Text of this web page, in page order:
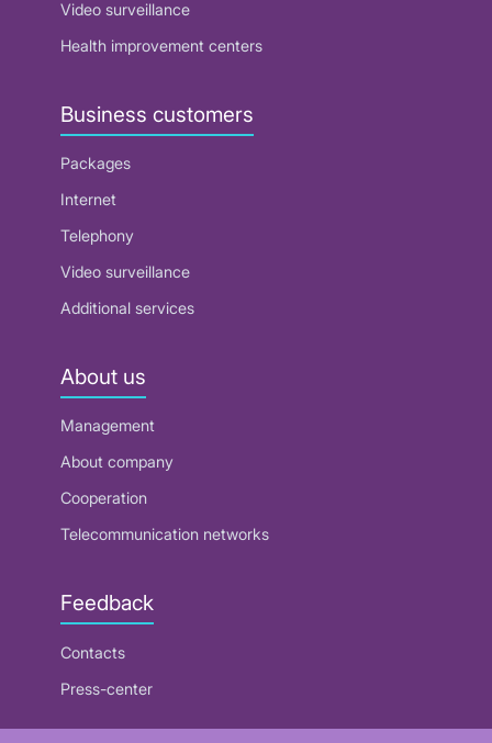
Video surveillance
Health improvement centers
Business customers
Packages
Internet
Telephony
Video surveillance
Additional services
About us
Management
About company
Cooperation
Telecommunication networks
Feedback
Contacts
Press-center